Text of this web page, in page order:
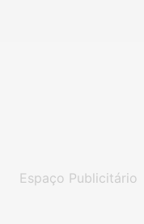
Espaço Publicitário